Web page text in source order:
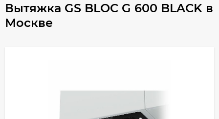
Вытяжка GS BLOC G 600 BLACK в
Москве